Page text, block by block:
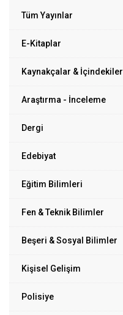
Tüm Yayınlar
E-Kitaplar
Kaynakçalar & İçindekiler
Araştırma - İnceleme
Dergi
Edebiyat
Eğitim Bilimleri
Fen & Teknik Bilimler
Beşeri & Sosyal Bilimler
Kişisel Gelişim
Polisiye